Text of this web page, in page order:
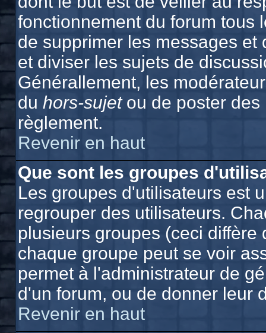
fonctionnement du forum tous
de supprimer les messages
et diviser les sujets de
Générallement, les
du hors-sujetou de poster des
règlement.
Revenir en haut
Que sont les groupes
Les groupes d'utilisateurs est
regrouper des utilisateurs.
plusieurs groupes (ceci
chaque groupe peut se voir
permet à l'administrateur de
d'un forum, ou de donner leur
Revenir en haut